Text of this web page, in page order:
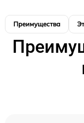
Преимущества